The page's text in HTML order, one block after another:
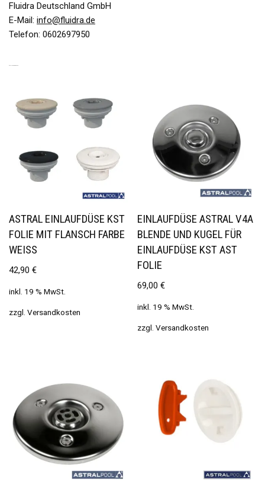
Fluidra Deutschland GmbH
E-Mail: info@fluidra.de
Telefon: 0602697950
ASTRAL EINLAUFDÜSE KST
FOLIE MIT FLANSCH FARBE
WEISS
42,90 €
inkl. 19 % MwSt.
zzgl. Versandkosten
EINLAUFDÜSE ASTRAL V4A
BLENDE UND KUGEL FÜR
EINLAUFDÜSE KST AST
FOLIE
69,00€
inkl. 19 % MwSt.
zzgl.Versandkosten